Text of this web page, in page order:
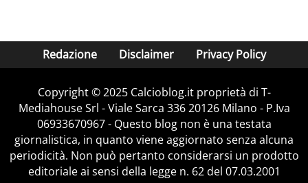
Redazione Disclaimer Privacy Policy
Copyright © 2025 Calcioblog.it proprietà di T-
Mediahouse Srl - Viale Sarca 336 20126 Milano - P.Iva
06933670967 - Questo blog non è una testata
giornalistica, in quanto viene aggiornato senza alcuna
periodicità. Non può pertanto considerarsi un prodotto
editoriale ai sensi della legge n. 62 del 07.03.2001